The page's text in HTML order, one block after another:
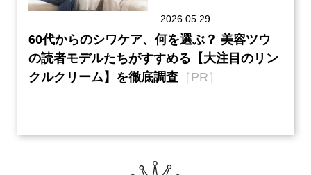
2026.05.29
60代からのシワケア、何を選ぶ？ 美容ツウ
の読者モデルたちがすすめる【大注目のリン
クルクリーム】を徹底調査 ［PR］